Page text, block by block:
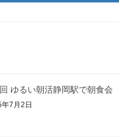
ゆるい朝活静岡駅で朝食会
7月2日